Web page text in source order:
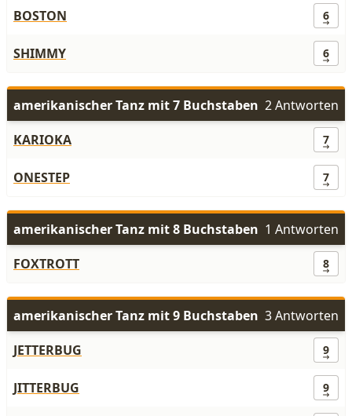
BOSTON 6
SHIMMY 6
amerikanischer Tanz mit 7 Buchstaben 2 Antworten
KARIOKA
7
ONESTEP 7
amerikanischer Tanz mit 8 Buchstaben 1 Antworten
FOXTROTT
8
amerikanischer Tanz mit 9 Buchstaben 3 Antworten
JETTERBUG
9
JITTERBUG 9